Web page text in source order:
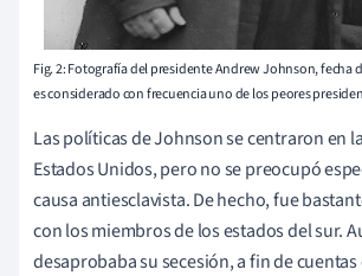
Fig. 2: Fotografía del presidente Andrew Johnson, fecha
es considerado con frecuencia uno de los peores
Las políticas de Johnson se centraron en
Estados Unidos, pero no se preocupó
causa antiesclavista. De hecho, fue
con los miembros de los estados del sur.
desaprobaba su secesión, a fin de